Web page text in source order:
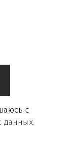
с
данных.